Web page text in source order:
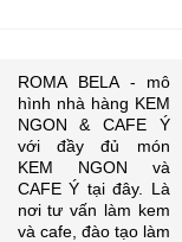
ROMA BELA - mô
hình nhà hàng KEM
NGON & CAFE Ý
với đầy đủ món
KEM NGON và
CAFE Ý tại đây. Là
nơi tư vấn làm kem
và cafe, đào tạo làm